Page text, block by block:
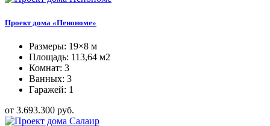
Проект дома «Пенономе»
Размеры: 19×8 м
Площадь: 113,64 м2
Комнат: 3
Ванных: 3
Гаражей: 1
от 3.693.300 руб.